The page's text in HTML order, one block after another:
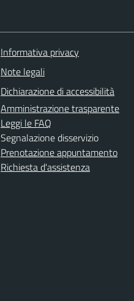
Informativa privacy
Note legali
Dichiarazione di accessibilità
Amministrazione trasparente
Leggi le FAQ
Segnalazione disservizio
Prenotazione appuntamento
Richiesta d'assistenza